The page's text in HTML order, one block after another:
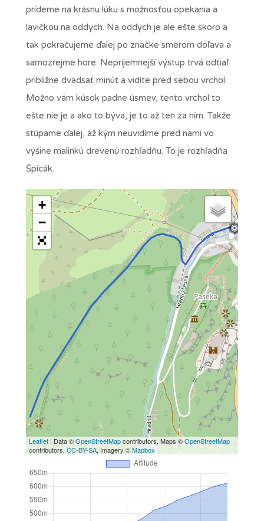
prídeme na krásnu lúku s možnosťou opekania a
lavičkou na oddych. Na oddych je ale ešte skoro a
tak pokračujeme ďalej po značke smerom doľava a
samozrejme hore. Nepríjemnejší výstup trvá odtiaľ
približne dvadsať minút a vidíte pred sebou vrchol.
Možno vám kúsok padne úsmev, tento vrchol to
ešte nie je a ako to býva, je to až ten za ním. Takže
stúpame ďalej, až kým neuvidíme pred nami vo
výšine malinkú drevenú rozhľadňu. To je rozhľadňa
Špicák.
+
−
Leaflet | Data ©OpenStreetMapcontributors, Maps ©OpenStreetMap
contributors, CC-BY-SA, Imagery ©Mapbox